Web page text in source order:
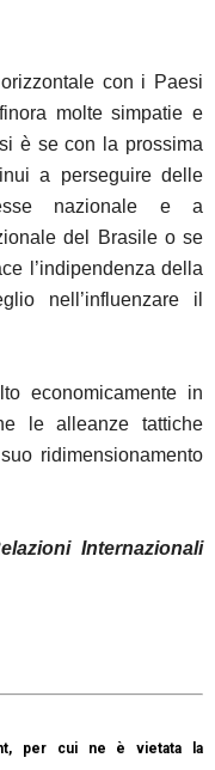
con i Paesi
molte simpatie e
è se con la prossima
a perseguire delle
nazionale e a
del Brasile o se
l’indipendenza della
nell’influenzare il
economicamente in
le alleanze tattiche
ridimensionamento
Internazionali
per cui ne è vietata la